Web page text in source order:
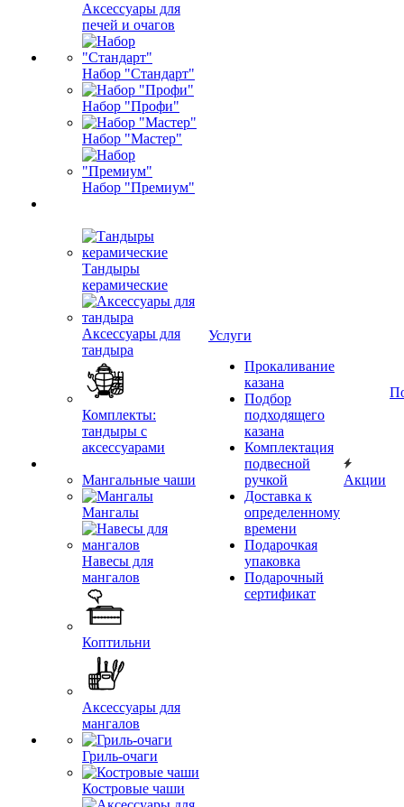
Аксессуары для
печей и очагов
Набор "Стандарт"
Набор "Профи"
Набор "Мастер"
Набор "Премиум"
Тандыры
керамические
Аксессуары для
тандыра
Комплекты:
тандыры с
аксессуарами
Мангальные чаши
Мангалы
Навесы для
мангалов
Коптильни
Аксессуары для
мангалов
Гриль-очаги
Костровые чаши
Услуги
Прокаливание
казана
Подбор
подходящего
казана
Комплектация
подвесной
ручкой
Доставка к
определенному
времени
Подарочкая
упаковка
Подарочный
сертификат
Акции